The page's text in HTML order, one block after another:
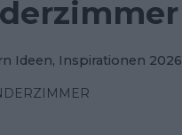
Ideen, Inspirationen 2026